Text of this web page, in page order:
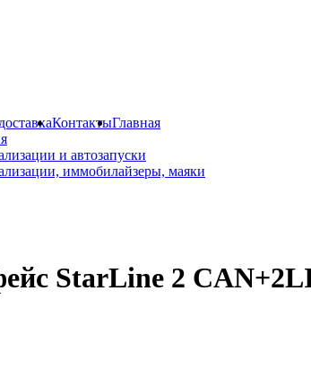
КонтактыГлавная
и автозапуски
иммобилайзеры, маяки
StarLine 2